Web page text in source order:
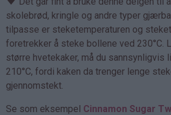
skolebrød, kringle og andre typer
tilpasse er steketemperaturen og
foretrekker å steke bollene ved 230°C.
større hvetekaker, må du sannsynligvis
210°C, fordi kaken da trenger lenge
gjennomstekt.
Se som eksempel Cinnamon Sugar